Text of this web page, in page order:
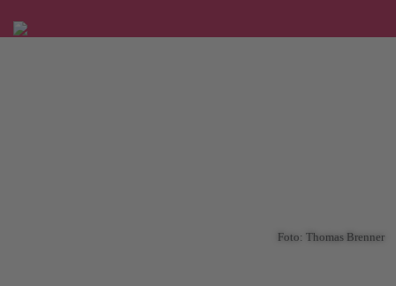
Foto: Thomas Brenner